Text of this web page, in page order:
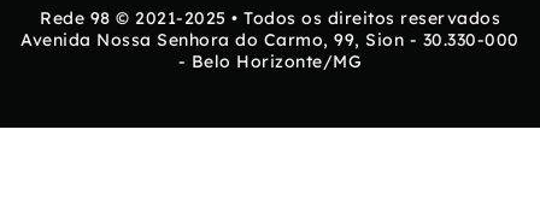
Rede 98 © 2021-2025 • Todos os direitos reservados
Avenida Nossa Senhora do Carmo, 99, Sion - 30.330-000
- Belo Horizonte/MG